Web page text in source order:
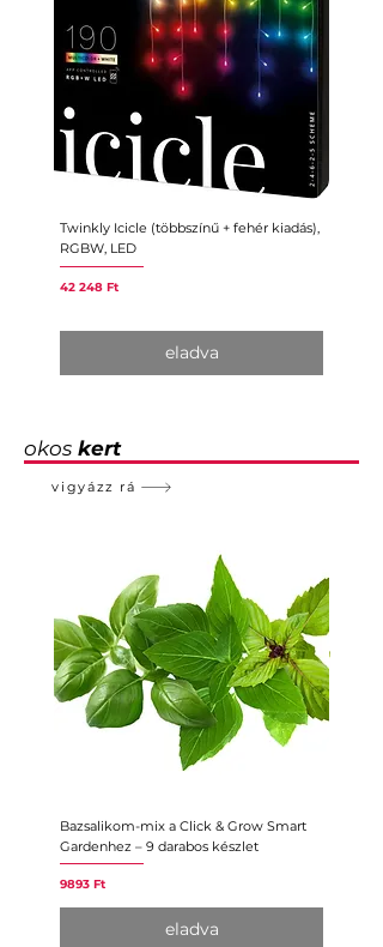
Twinkly Icicle (többszínű + fehér kiadás),
RGBW, LED
Ár
42 248 Ft
eladva
okos kert
vigyázz rá
Bazsalikom-mix a Click & Grow Smart
Gardenhez – 9 darabos készlet
Ár
9893 Ft
eladva